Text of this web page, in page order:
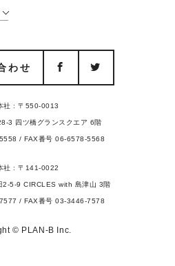
わせ
社 : 〒550-0013
3 四ツ橋グランスクエア 6階
/ FAX番号 06-6578-5568
社 : 〒141-0022
2-5-9 CIRCLES with 島津山 3階
/ FAX番号 03-3446-7578
© PLAN-B Inc.